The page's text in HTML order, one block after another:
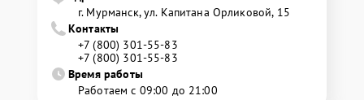
г. Мурманск, ул. Капитана Орликовой, 15
Контакты
+7 (800) 301-55-83
+7 (800) 301-55-83
Время работы
Работаем с 09:00 до 21:00